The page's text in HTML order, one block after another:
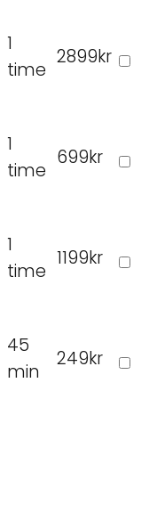
1
time
2899kr
1
time
699kr
1
time
1199kr
45
min
249kr